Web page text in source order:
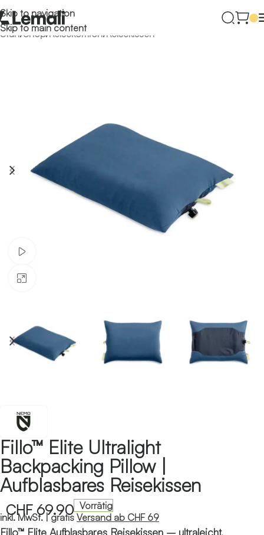
Skip to navigation
Skip to main content
Start/Shop/Reisekomfort/Reisekissen
Fillo™ Elite Ultralight
Backpacking Pillow |
Aufblasbares Reisekissen
CHF69.90 Vorrätig
inkl. MwSt. |gratis Versand ab CHF 69
Fillo™ Elite Aufblasbares Reisekissen – ultraleicht,